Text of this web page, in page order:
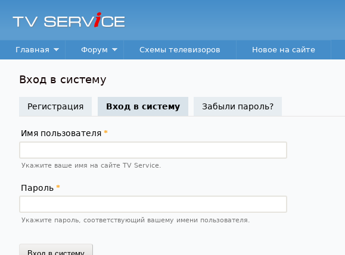
TV
Service
Main menu
Главная Форум Схемы телевизоров Новое на сайте
Вход в систему
Регистрация Вход в систему(активная вкладка)
Забыли пароль?
Имя пользователя *
Укажите ваше имя на сайте TV Service.
Пароль *
Укажите пароль, соответствующий вашему имени пользователя.